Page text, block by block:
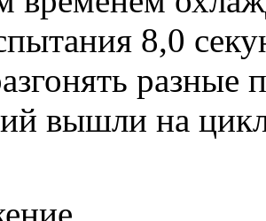
8,0
вышли на